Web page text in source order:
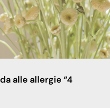
alle allergie “4